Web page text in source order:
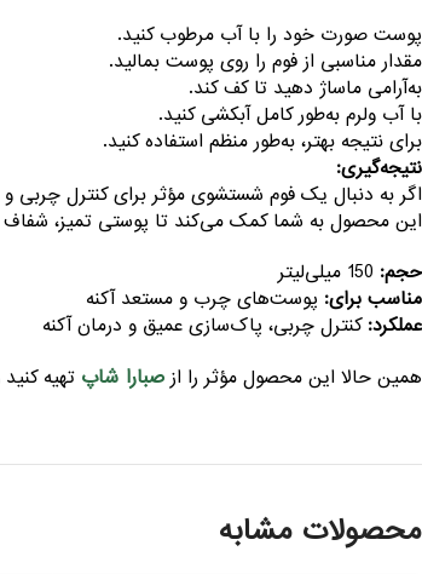
پوست صورت خود را با آب مرطوب کنید.
مقدار مناسبی از فوم را روی پوست بمالید.
به‌آرامی ماساژ دهید تا کف کند.
با آب ولرم به‌طور کامل آبکشی کنید.
برای نتیجه بهتر، به‌طور منظم استفاده کنید.
نتیجه‌گیری:
اگر به دنبال یک فوم شستشوی مؤثر برای کنترل
این محصول به شما کمک می‌کند تا پوستی تمیز،
حجم:
مناسب برای: پوست‌های چرب و مستعد آکنه
عملکرد: کنترل چربی، پاک‌سازی عمیق و درمان آکنه
همین حالا این محصول مؤثر را از صبارا شاپ تهیه
محصولات مشابه